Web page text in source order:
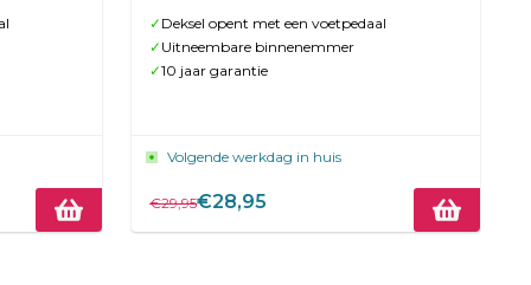
✓ Deksel opent met een voetpedaal
✓ Uitneembare binnenemmer
✓10 jaar garantie
Volgende werkdag in huis
€29,95€28,95